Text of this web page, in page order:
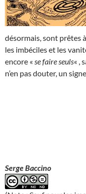
désormais, sont prêtes
les imbéciles et les
encore « se faire seuls« ,
n’en pas douter, un
Serge Baccino